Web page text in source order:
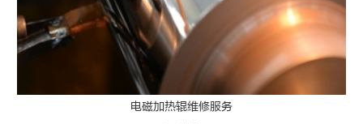
电磁加热辊维修服务